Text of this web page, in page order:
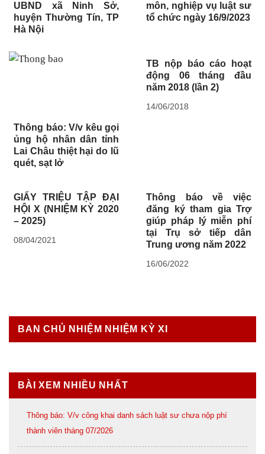
UBND xã Ninh Sở,
huyện Thường Tín, TP
Hà Nội
môn, nghiệp vụ luật sư
tổ chức ngày 16/9/2023
Thông báo: V/v kêu gọi
ủng hộ nhân dân tỉnh
Lai Châu thiệt hại do lũ
quét, sạt lở
TB nộp báo cáo hoạt
động 06 tháng đầu
năm 2018 (lần 2)
14/06/2018
GIẤY TRIỆU TẬP ĐẠI
HỘI X (NHIỆM KỲ 2020
– 2025)
08/04/2021
Thông báo về việc
đăng ký tham gia Trợ
giúp pháp lý miễn phí
tại Trụ sở tiếp dân
Trung ương năm 2022
16/06/2022
BAN CHỦ NHIỆM NHIỆM KỲ XI
BÀI XEM NHIỀU NHẤT
Thông báo: V/v công khai danh sách luật sư chưa nộp phí
thành viên tháng 07/2026